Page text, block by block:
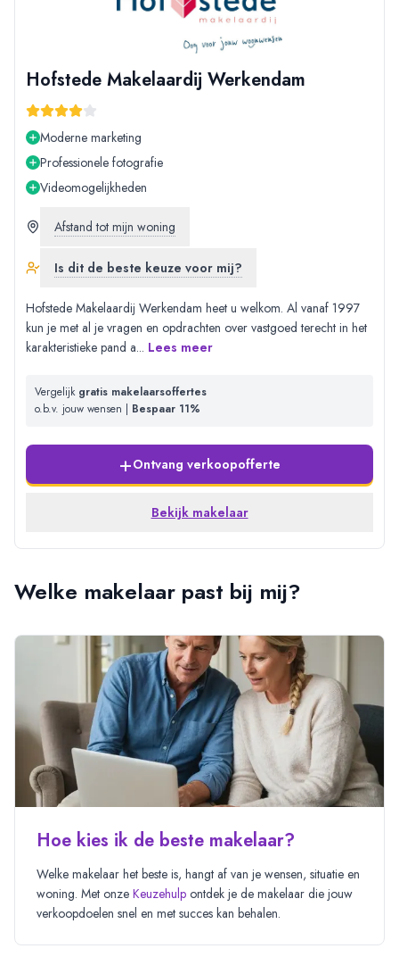
Hofstede Makelaardij Werkendam
Moderne marketing
Professionele fotografie
Videomogelijkheden
Afstand tot mijn woning
Is dit de beste keuze voor mij?
Hofstede Makelaardij Werkendam heet u welkom. Al vanaf 1997
kun je met al je vragen en opdrachten over vastgoed terecht in het
karakteristieke pand a... Lees meer
Vergelijk gratis makelaarsoffertes
o.b.v. jouw wensen | Bespaar 11%
+Ontvang verkoopofferte
Bekijk makelaar
Welke makelaar past bij mij?
Hoe kies ik de beste makelaar?
Welke makelaar het beste is, hangt af van je wensen, situatie en
woning. Met onze Keuzehulp ontdek je de makelaar die jouw
verkoopdoelen snel en met succes kan behalen.